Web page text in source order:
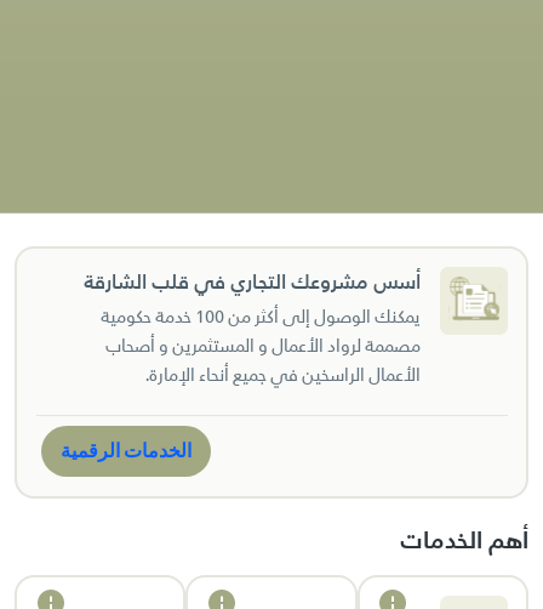
أسس مشروعك التجاري في قلب الشارقة
يمكنك الوصول إلى أكثر من 100 خدمة حكومية
مصممة لرواد الأعمال و المستثمرين و أصحاب
الأعمال الراسخين في جميع أنحاء الإمارة.
الخدمات الرقمية
أهم الخدمات